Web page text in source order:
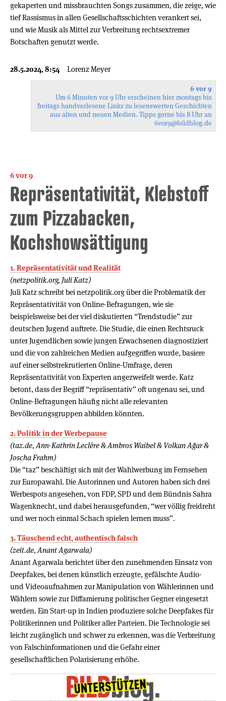
gekaperten und missbrauchten Songs zusammen, die zeige, wie
tief Rassismus in allen Gesellschaftsschichten verankert sei,
und wie Musik als Mittel zur Verbreitung rechtsextremer
Botschaften genutzt werde.
28.5.2024, 8:54 Lorenz Meyer
6 vor 9
Um 6 Minuten vor 9 Uhr erscheinen hier montags bis
freitags handverlesene Links zu lesenswerten Geschichten
aus alten und neuen Medien. Tipps gerne bis 8 Uhr an
6vor9@bildblog.de
6 vor 9
Repräsentativität, Klebstoff
zum Pizzabacken,
Kochshowsättigung
1. Repräsentativität und Realität
(netzpolitik.org, Juli Katz)
Juli Katz schreibt bei netzpolitik.org über die Problematik der
Repräsentativität von Online-Befragungen, wie sie
beispielsweise bei der viel diskutierten “Trendstudie” zur
deutschen Jugend auftrete. Die Studie, die einen Rechtsruck
unter Jugendlichen sowie jungen Erwachsenen diagnostiziert
und die von zahlreichen Medien aufgegriffen wurde, basiere
auf einer selbstrekrutierten Online-Umfrage, deren
Repräsentativität von Experten angezweifelt werde. Katz
betont, dass der Begriff “repräsentativ” oft ungenau sei, und
Online-Befragungen häufig nicht alle relevanten
Bevölkerungsgruppen abbilden könnten.
2. Politik in der Werbepause
(taz.de, Ann-Kathrin Leclère & Ambros Waibel & Volkan Ağar &
Joscha Frahm)
Die “taz” beschäftigt sich mit der Wahlwerbung im Fernsehen
zur Europawahl. Die Autorinnen und Autoren haben sich drei
Werbespots angesehen, von FDP, SPD und dem Bündnis Sahra
Wagenknecht, und dabei herausgefunden, “wer völlig freidreht
und wer noch einmal Schach spielen lernen muss”.
3. Täuschend echt, authentisch falsch
(zeit.de, Anant Agarwala)
Anant Agarwala berichtet über den zunehmenden Einsatz von
Deepfakes, bei denen künstlich erzeugte, gefälschte Audio-
und Videoaufnahmen zur Manipulation von Wählerinnen und
Wählern sowie zur Diffamierung politischer Gegner eingesetzt
werden. Ein Start-up in Indien produziere solche Deepfakes für
Politikerinnen und Politiker aller Parteien. Die Technologie sei
leicht zugänglich und schwer zu erkennen, was die Verbreitung
von Falschinformationen und die Gefahr einer
gesellschaftlichen Polarisierung erhöhe.